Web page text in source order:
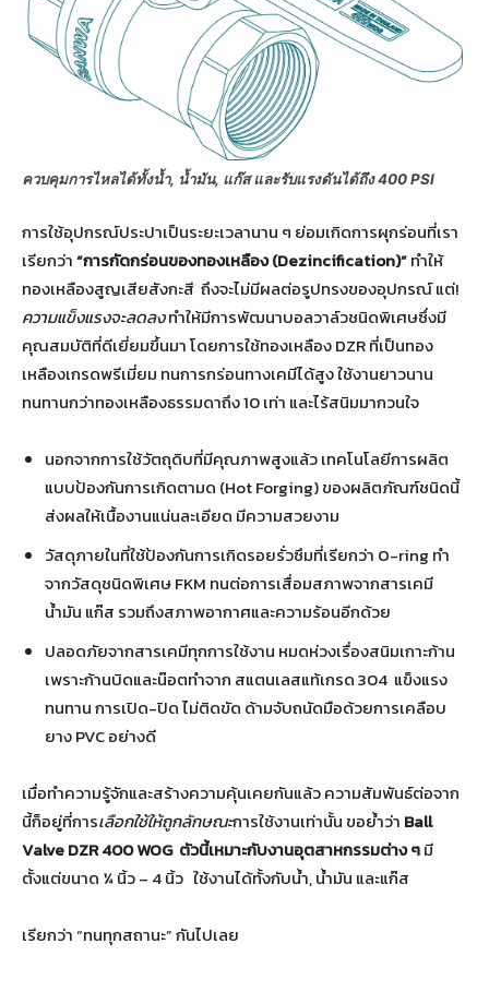
ควบคุมการไหลได้ทั้งน้ำ, น้ำมัน, แก๊ส และรับแรงดันได้ถึง 400 PSI
การใช้อุปกรณ์ประปาเป็นระยะเวลานาน ๆ ย่อมเกิดการผุกร่อนที่เรา
เรียกว่า“การกัดกร่อนของทองเหลือง(Dezincification)”ทำให้
ทองเหลืองสูญเสียสังกะสี ถึงจะไม่มีผลต่อรูปทรงของอุปกรณ์ แต่!
ความแข็งแรงจะลดลงทำให้มีการพัฒนาบอลวาล์วชนิดพิเศษซึ่งมี
คุณสมบัติที่ดีเยี่ยมขึ้นมา โดยการใช้ทองเหลือง DZR ที่เป็นทอง
เหลืองเกรดพรีเมี่ยม ทนการกร่อนทางเคมีได้สูง ใช้งานยาวนาน
ทนทานกว่าทองเหลืองธรรมดาถึง 10 เท่า และไร้สนิมมากวนใจ
นอกจากการใช้วัตถุดิบที่มีคุณภาพสูงแล้ว เทคโนโลยีการผลิต
แบบป้องกันการเกิดตามด (Hot Forging) ของผลิตภัณฑ์ชนิดนี้
ส่งผลให้เนื้องานแน่นละเอียด มีความสวยงาม
วัสดุภายในที่ใช้ป้องกันการเกิดรอยรั่วซึมที่เรียกว่า O-ring ทำ
จากวัสดุชนิดพิเศษ FKM ทนต่อการเสื่อมสภาพจากสารเคมี
น้ำมัน แก๊ส รวมถึงสภาพอากาศและความร้อนอีกด้วย
ปลอดภัยจากสารเคมีทุกการใช้งาน หมดห่วงเรื่องสนิมเกาะก้าน
เพราะก้านบิดและน๊อตทำจาก สแตนเลสแท้เกรด 304 แข็งแรง
ทนทาน การเปิด-ปิด ไม่ติดขัด ด้ามจับถนัดมือด้วยการเคลือบ
ยาง PVC อย่างดี
เมื่อทำความรู้จักและสร้างความคุ้นเคยกันแล้ว ความสัมพันธ์ต่อจาก
นี้ก็อยู่ที่การเลือกใช้ให้ถูกลักษณะการใช้งานเท่านั้น ขอย้ำว่า Ball
Valve DZR 400 WOG ตัวนี้เหมาะกับงานอุตสาหกรรมต่าง ๆมี
ตั้งแต่ขนาด ¼ นิ้ว – 4 นิ้ว ใช้งานได้ทั้งกับน้ำ, น้ำมัน และแก๊ส
เรียกว่า “ทนทุกสถานะ” กันไปเลย